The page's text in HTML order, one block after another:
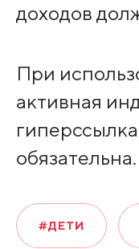
доходов
При
активная
обязательна.
#ДЕТИ